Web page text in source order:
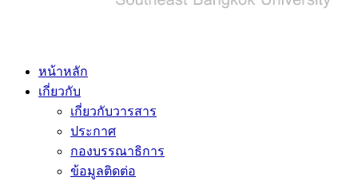
หน้าหลัก
เกี่ยวกับ
เกี่ยวกับวารสาร
ประกาศ
กองบรรณาธิการ
ข้อมูลติดต่อ